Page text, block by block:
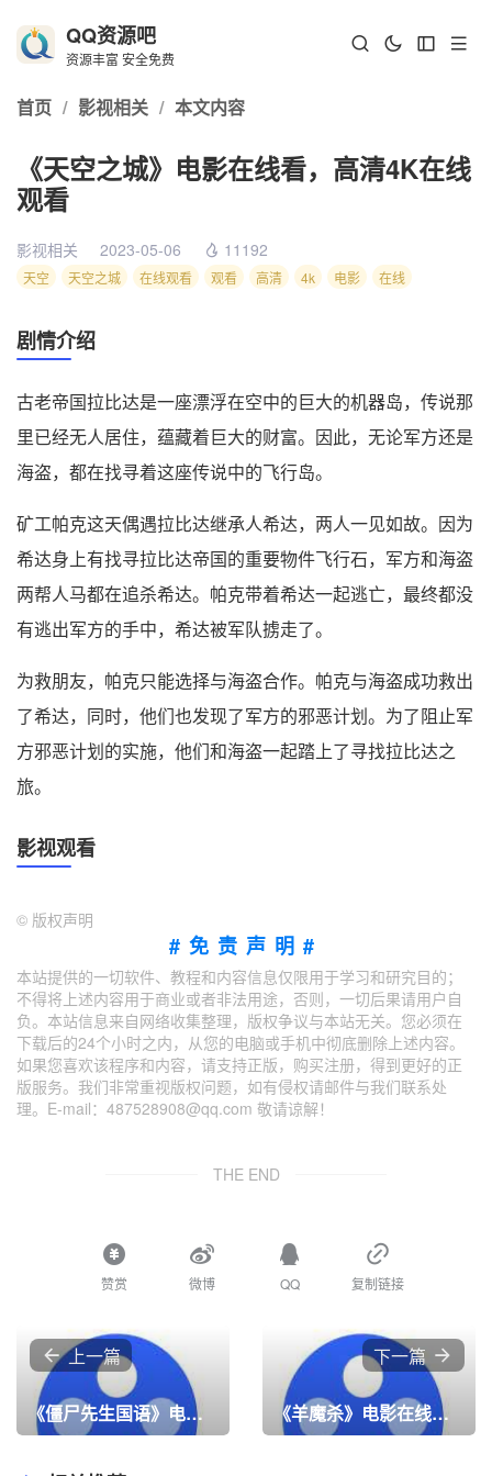
QQ资源吧
资源丰富 安全免费
首页 / 影视相关 / 本文内容
《天空之城》电影在线看，高清4K在线
观看
影视相关 2023-05-06 11192
天空 天空之城 在线观看 观看 高清 4k 电影 在线
剧情介绍
古老帝国拉比达是一座漂浮在空中的巨大的机器岛，传说那
里已经无人居住，蕴藏着巨大的财富。因此，无论军方还是
海盗，都在找寻着这座传说中的飞行岛。
矿工帕克这天偶遇拉比达继承人希达，两人一见如故。因为
希达身上有找寻拉比达帝国的重要物件飞行石，军方和海盗
两帮人马都在追杀希达。帕克带着希达一起逃亡，最终都没
有逃出军方的手中，希达被军队掳走了。
为救朋友，帕克只能选择与海盗合作。帕克与海盗成功救出
了希达，同时，他们也发现了军方的邪恶计划。为了阻止军
方邪恶计划的实施，他们和海盗一起踏上了寻找拉比达之
旅。
影视观看
© 版权声明
#免责声明#
本站提供的一切软件、教程和内容信息仅限用于学习和研究目的；
不得将上述内容用于商业或者非法用途，否则，一切后果请用户自
负。本站信息来自网络收集整理，版权争议与本站无关。您必须在
下载后的24个小时之内，从您的电脑或手机中彻底删除上述内容。
如果您喜欢该程序和内容，请支持正版，购买注册，得到更好的正
版服务。我们非常重视版权问题，如有侵权请邮件与我们联系处
理。E-mail：487528908@qq.com 敬请谅解！
THE END
赞赏 微博 QQ 复制链接
上一篇
《僵尸先生国语》电影在线看，高清4K在线观看
下一篇
《羊魔杀》电影在线看，高清4K在线观看